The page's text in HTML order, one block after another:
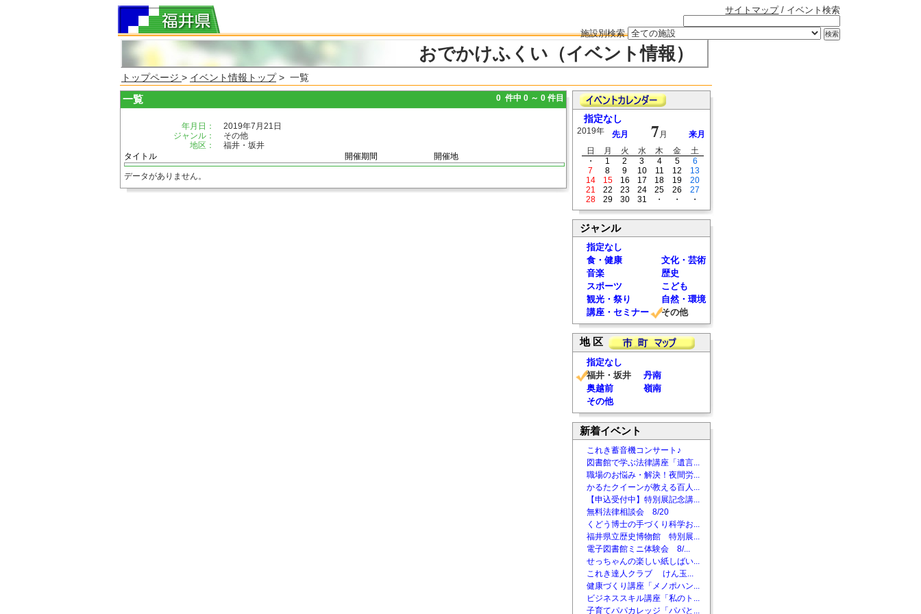
サイトマップ/ イベント検索
施設別検索
おでかけふくい（イベント情報）
トップページ > イベント情報トップ> 一覧
一覧 0 件中 0 ～ 0 件目
年月日：
2019年7月21日
ジャンル：
その他
地区：
福井・坂井
タイトル
開催期間 開催地
データがありません。
指定なし
2019年 先月 7 月
来月
日
月 火 水 木 金
土
・
1 2 3 4 5
6
7
8 9 10 11 12
13
14
15 16 17 18 19
20
21
22 23 24 25 26
27
28
29 30 31 ・ ・ ・
ジャンル
指定なし
食・健康
文化・芸術
音楽
歴史
スポーツ
こども
観光・祭り
自然・環境
講座・セミナー
その他
地 区
指定なし
福井・坂井
丹南
奥越前
嶺南
その他
新着イベント
これき蓄音機コンサート♪
図書館で学ぶ法律講座「遺言...
職場のお悩み・解決！夜間労...
かるたクイーンが教える百人...
【申込受付中】特別展記念講...
無料法律相談会 8/20
くどう博士の手づくり科学お...
福井県立歴史博物館 特別展...
電子図書館ミニ体験会 8/...
せっちゃんの楽しい紙しばい...
これき達人クラブ けん玉...
健康づくり講座「メノポハン...
ビジネススキル講座「私のト...
子育てパパカレッジ「パパと...